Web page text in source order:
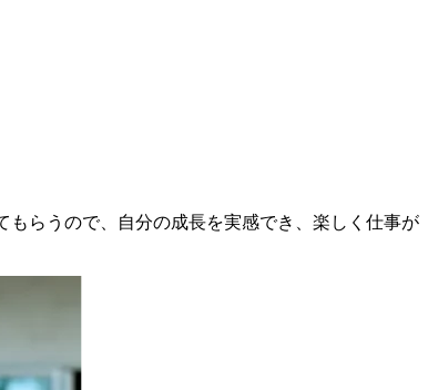
らうので、自分の成長を実感でき、楽しく仕事が